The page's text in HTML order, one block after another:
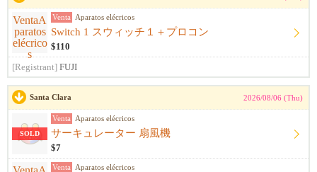
Venta Aparatos elécricos
Switch 1 スウィッチ１＋プロコン
$110
[Registrant] FUJI
Santa Clara 2026/08/06 (Thu)
SOLD
Venta Aparatos elécricos
サーキュレーター 扇風機
$7
Venta Aparatos elécricos